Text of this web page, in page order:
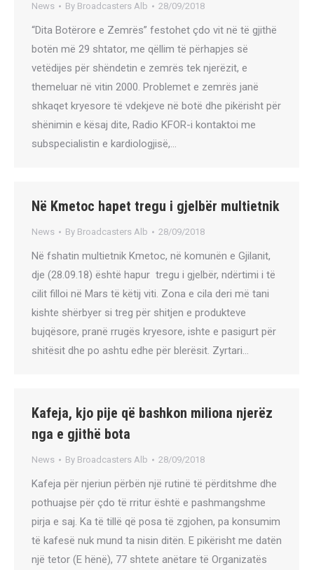
News By Broadcasters Alb 28/09/2018
“Dita Botërore e Zemrës” festohet çdo vit në të gjithë
botën më 29 shtator, me qëllim të përhapjes së
vetëdijes për shëndetin e zemrës tek njerëzit, e
themeluar në vitin 2000. Problemet e zemrës janë
shkaqet kryesore të vdekjeve në botë dhe pikërisht për
shënimin e kësaj dite, Radio KFOR-i kontaktoi me
subspecialistin e kardiologjisë,…
Në Kmetoc hapet tregu i gjelbër multietnik
News By Broadcasters Alb 28/09/2018
Në fshatin multietnik Kmetoc, në komunën e Gjilanit,
dje (28.09.18) është hapur tregu i gjelbër, ndërtimi i të
cilit filloi në Mars të këtij viti. Zona e cila deri më tani
kishte shërbyer si treg për shitjen e produkteve
bujqësore, pranë rrugës kryesore, ishte e pasigurt për
shitësit dhe po ashtu edhe për blerësit. Zyrtari…
Kafeja, kjo pije që bashkon miliona njerëz
nga e gjithë bota
News By Broadcasters Alb 28/09/2018
Kafeja për njeriun përbën një rutinë të përditshme dhe
pothuajse për çdo të rritur është e pashmangshme
pirja e saj. Ka të tillë që posa të zgjohen, pa konsumim
të kafesë nuk mund ta nisin ditën. E pikërisht me datën
një tetor (E hënë), 77 shtete anëtare të Organizatës